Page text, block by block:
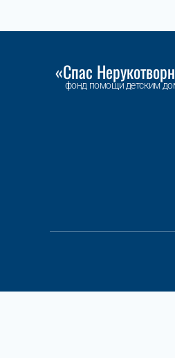
«Спас
фонд помощи детским